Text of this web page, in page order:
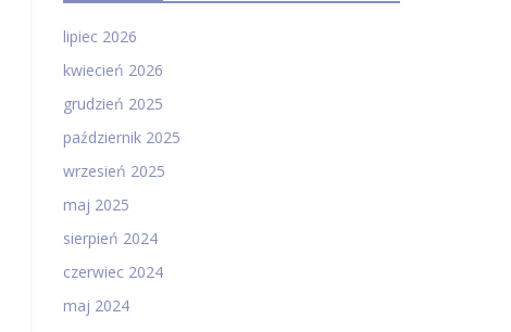
lipiec 2026
kwiecień 2026
grudzień 2025
październik 2025
wrzesień 2025
maj 2025
sierpień 2024
czerwiec 2024
maj 2024